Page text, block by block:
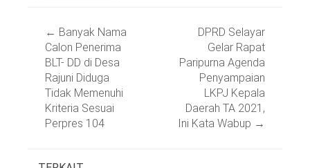
navigation
← Banyak Nama
Calon Penerima
BLT- DD di Desa
Rajuni Diduga
Tidak Memenuhi
Kriteria Sesuai
Perpres 104
DPRD Selayar
Gelar Rapat
Paripurna Agenda
Penyampaian
LKPJ Kepala
Daerah TA 2021,
Ini Kata Wabup →